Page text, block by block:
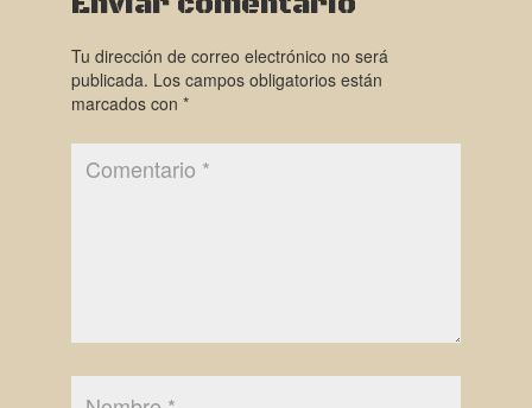
Tu dirección de correo electrónico no será
publicada. Los campos obligatorios están
marcados con *